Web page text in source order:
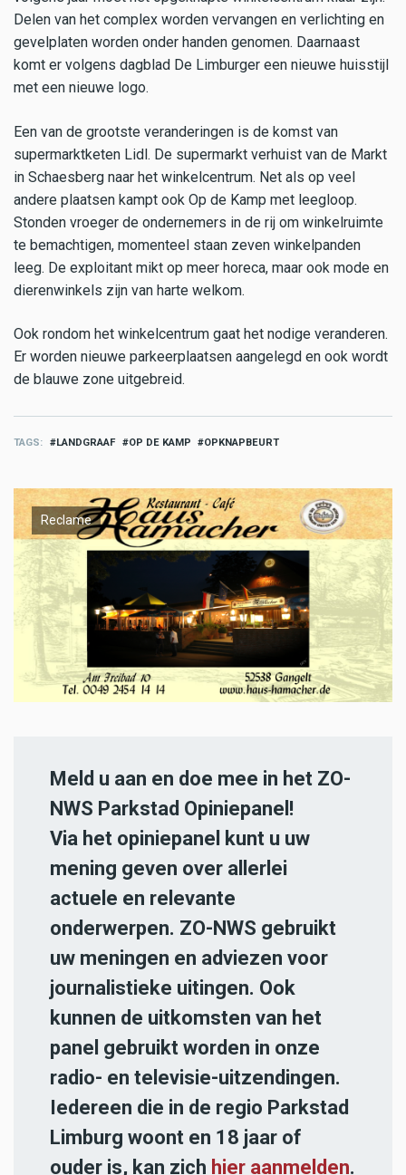
Delen van het complex worden vervangen en verlichting en
gevelplaten worden onder handen genomen. Daarnaast
komt er volgens dagblad De Limburger een nieuwe huisstijl
met een nieuwe logo.
Een van de grootste veranderingen is de komst van
supermarktketen Lidl. De supermarkt verhuist van de Markt
in Schaesberg naar het winkelcentrum. Net als op veel
andere plaatsen kampt ook Op de Kamp met leegloop.
Stonden vroeger de ondernemers in de rij om winkelruimte
te bemachtigen, momenteel staan zeven winkelpanden
leeg. De exploitant mikt op meer horeca, maar ook mode en
dierenwinkels zijn van harte welkom.
Ook rondom het winkelcentrum gaat het nodige veranderen.
Er worden nieuwe parkeerplaatsen aangelegd en ook wordt
de blauwe zone uitgebreid.
TAGS LANDGRAAF OP DE KAMP OPKNAPBEURT
Reclame
Meld u aan en doe mee in het ZO-
NWS Parkstad Opiniepanel!
Via het opiniepanel kunt u uw
mening geven over allerlei
actuele en relevante
onderwerpen. ZO-NWS gebruikt
uw meningen en adviezen voor
journalistieke uitingen. Ook
kunnen de uitkomsten van het
panel gebruikt worden in onze
radio- en televisie-uitzendingen.
Iedereen die in de regio Parkstad
Limburg woont en 18 jaar of
ouder is, kan zich hier aanmelden.